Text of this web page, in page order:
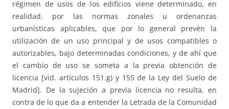
régimen de usos de los edificios viene determinado, en
realidad, por las normas zonales u ordenanzas
urbanísticas aplicables, que por lo general prevén la
utilización de un uso principal y de usos compatibles o
autorizables, bajo determinadas condiciones, y de ahí que
el cambio de uso se someta a la previa obtención de
licencia [vid. artículos 151.g) y 155 de la Ley del Suelo de
Madrid]. De la sujeción a previa licencia no resulta, en
contra de lo que da a entender la Letrada de la Comunidad